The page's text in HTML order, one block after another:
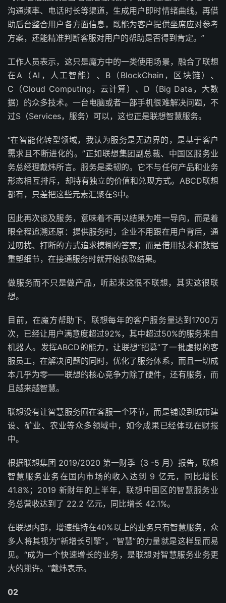
沟通频率、电话时长等渠道，生成用户即时情绪曲线。再借
助后台整合用户各方面信息，既能为客户提供坐席应对参考
方案，还能精准判断客服对用户的帮助是否得到肯定。”
工作人员表示，这只是魔方中的一类使用场景，融合了联想
在A（AI，人工智能）、B（BlockChain，区块链）、
C（Cloud Computing，云计算）、D（Big Data，大数
据）的众多技术。一台电脑或者一部手机很难解决问题，不
过S（Services，服务）可以，这也正是联想智慧服务。
“在智能化转型领域，我认为服务是无边界的，是基于客户
需求且不断进化的。”正如联想集团副总裁、中国区服务业
务总经理戴炜所言。服务是柔韧的。它不与任何产品和业务
形态相互排斥，却持有独立的价值和兑现方式。ABCD联想
都有，只差把这些元素汇聚在S中。
因此再次谈及服务，意味着不再以结果为唯一导向，而是着
眼全程追溯还原：提供服务时，企业不用跟在用户背后，通
过叨扰、打断的方式追求模糊的答案；而是借用技术和数据
重塑细节，在接通服务时就开始获取结果。
做服务而不只是做产品，听起来这很不联想，其实这很联
想。
目前，在魔方帮助下，联想每年的客户服务量达到1700万
次，已经让用户满意度超过92%，其中超过50%的服务来自
机器人。发挥ABCD的能力，让联想“招募”了一批虚拟的客
服员工，在解决问题的同时，优化了服务体系，而且一切成
本几乎为零——联想的核心竞争力除了硬件，还有服务，而
且越来越智慧。
联想没有让智慧服务囿在客服一个环节，而是铺设到城市建
设、矿业、农业等众多领域中，如今成果已经体现在财报
中。
根据联想集团 2019/2020 第一财季（3 -5 月）报告，联想
智慧服务业务在国内市场的收入达到 9 亿元，同比增长
41.8%；2019 新财年的上半年，联想中国区的智慧服务业
务总营收达到了 22.2 亿元，同比增长 42.1%。
在联想内部，增速维持在40%以上的业务只有智慧服务，众
多人将其视为“新增长引擎”，“智慧”的力量就是这样显而易
见。“成为一个快速增长的业务，是联想对智慧服务业务更
大的期许。”戴炜表示。
02